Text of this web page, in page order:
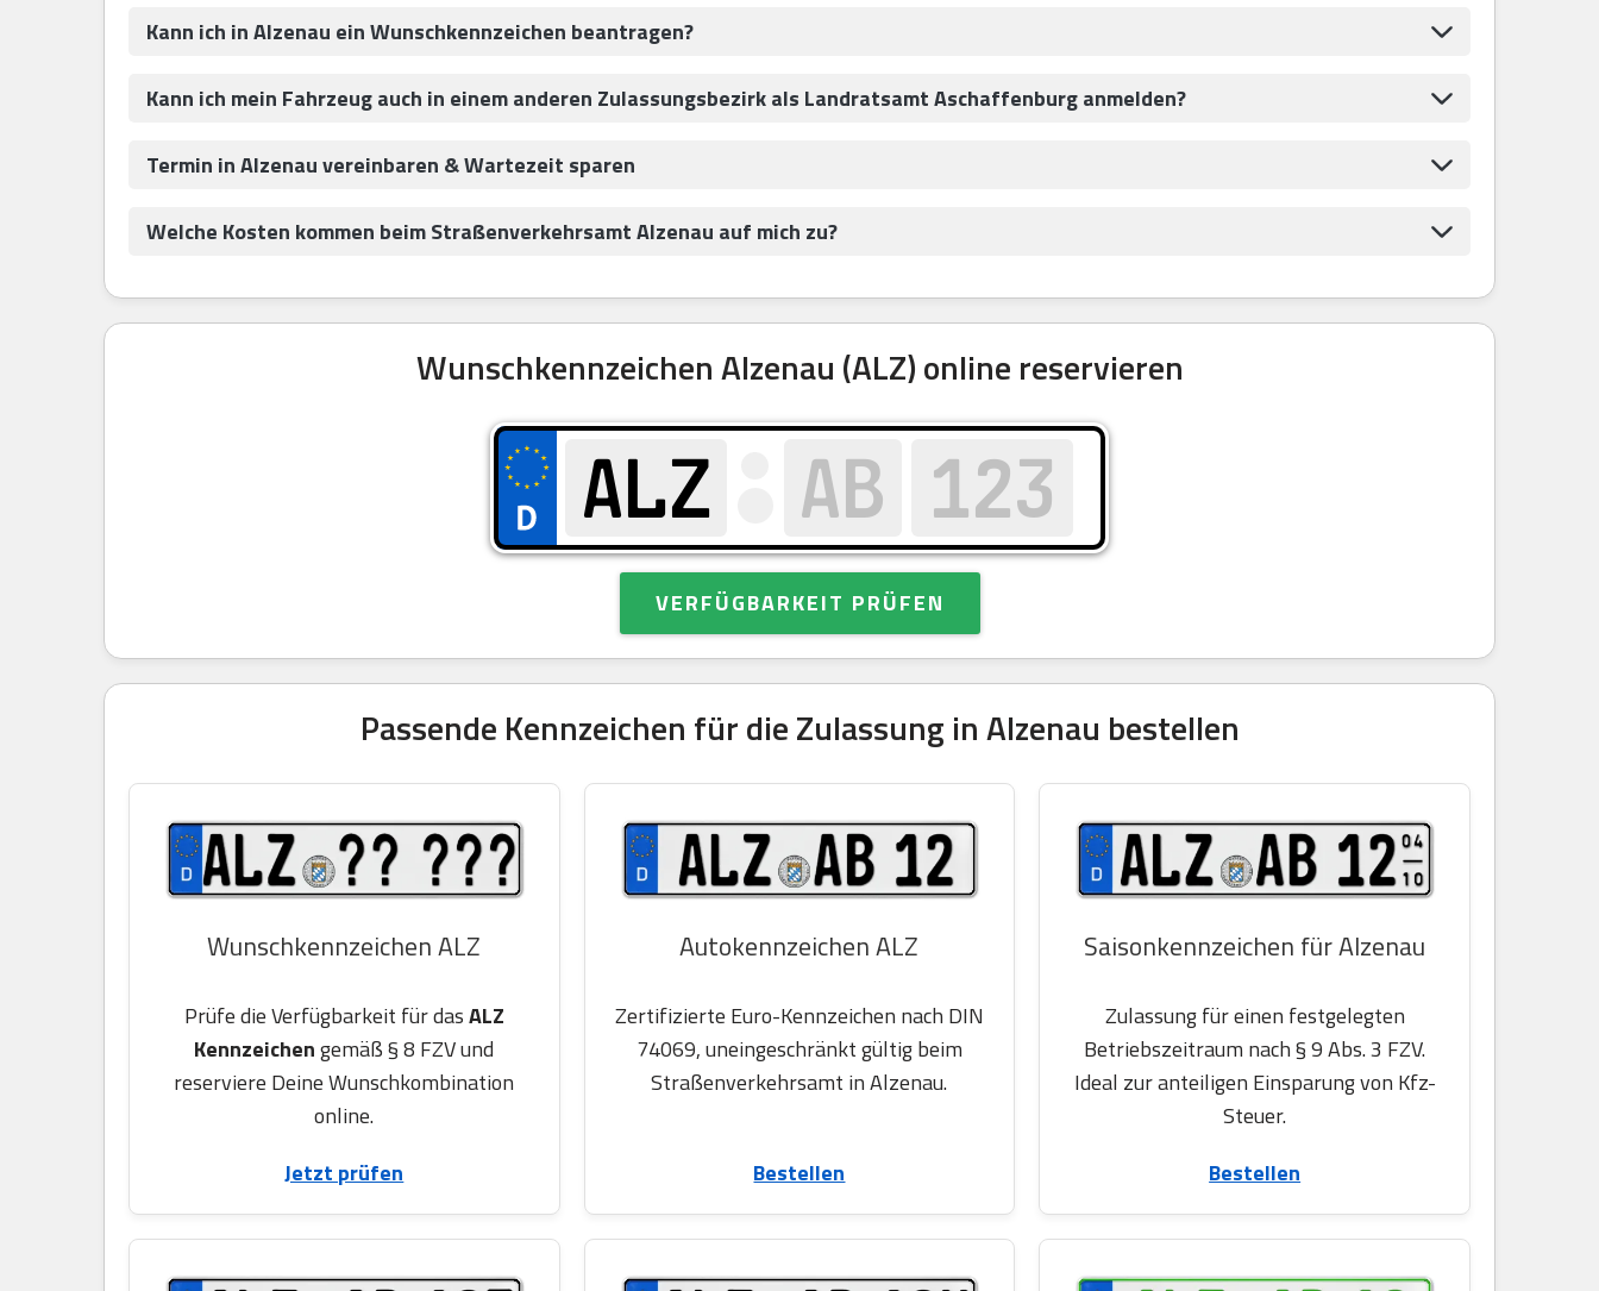
Kann ich in Alzenau ein Wunschkennzeichen beantragen?
Kann ich mein Fahrzeug auch in einem anderen Zulassungsbezirk als Landratsamt Aschaffenburg anmelden?
Termin in Alzenau vereinbaren & Wartezeit sparen
Welche Kosten kommen beim Straßenverkehrsamt Alzenau auf mich zu?
Wunschkennzeichen Alzenau (ALZ) online reservieren
VERFÜGBARKEIT PRÜFEN
Passende Kennzeichen für die Zulassung in Alzenau bestellen
Wunschkennzeichen ALZ
Prüfe die Verfügbarkeit für dasALZ
Kennzeichengemäß § 8 FZV und
reserviere Deine Wunschkombination
online.
Jetzt prüfen
Autokennzeichen ALZ
Zertifizierte Euro-Kennzeichen nach DIN
74069, uneingeschränkt gültig beim
Straßenverkehrsamt in Alzenau.
Bestellen
Saisonkennzeichen für Alzenau
Zulassung für einen festgelegten
Betriebszeitraum nach § 9 Abs. 3 FZV.
Ideal zur anteiligen Einsparung von Kfz-
Steuer.
Bestellen